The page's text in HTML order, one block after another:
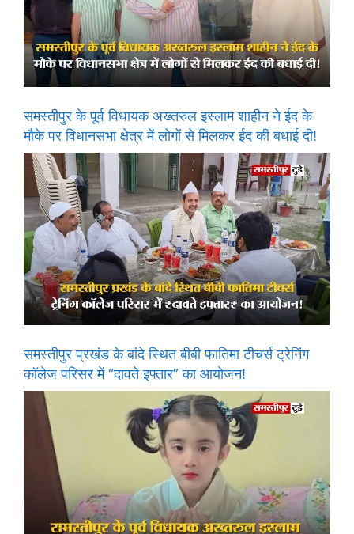
समस्तीपुर के पूर्व विधायक अख्तरुल इस्लाम शाहीन ने ईद के
मौके पर विधानसभा क्षेत्र में लोगों से मिलकर ईद की बधाई दी!
समस्तीपुर प्रखंड के बांदे स्थित बीबी फातिमा टीचर्स ट्रेनिंग
कॉलेज परिसर में “दावते इफ्तार” का आयोजन!